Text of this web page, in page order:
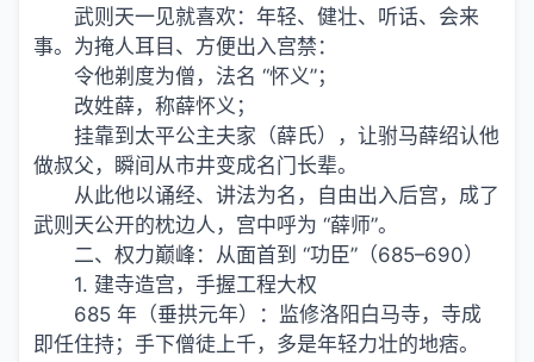
武则天一见就喜欢：年轻、健壮、听话、会来
事。为掩人耳目、方便出入宫禁：
令他剃度为僧，法名 “怀义”；
改姓薛，称薛怀义；
挂靠到太平公主夫家（薛氏），让驸马薛绍认他
做叔父，瞬间从市井变成名门长辈。
从此他以诵经、讲法为名，自由出入后宫，成了
武则天公开的枕边人，宫中呼为 “薛师”。
二、权力巅峰：从面首到 “功臣”（685–690）
1. 建寺造宫，手握工程大权
685 年（垂拱元年）：监修洛阳白马寺，寺成
即任住持；手下僧徒上千，多是年轻力壮的地痞。